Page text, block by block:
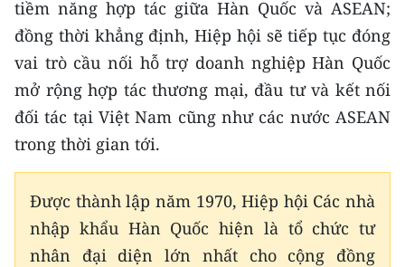
Đông Nam Bộ
Đồng bằng sông Cửu Long
Chuyên trang Hà Nội
Chuyên trang TP. Hồ Chí Minh
CHUYÊN ĐỀ
CÁC CHUYÊN TRANG
tiềm năng hợp tác giữa Hàn Quốc và ASEAN;
đồng thời khẳng định, Hiệp hội sẽ tiếp tục đóng
vai trò cầu nối hỗ trợ doanh nghiệp Hàn Quốc
mở rộng hợp tác thương mại, đầu tư và kết nối
đối tác tại Việt Nam cũng như các nước ASEAN
trong thời gian tới.
Được thành lập năm 1970, Hiệp hội Các nhà
nhập khẩu Hàn Quốc hiện là tổ chức tư
nhân đại diện lớn nhất cho cộng đồng